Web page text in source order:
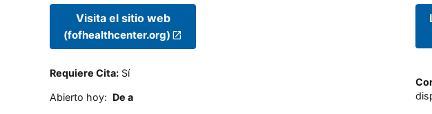
Visita el sitio web
(fofhealthcenter.org)
Requiere Cita: Sí
Abierto hoy: De a